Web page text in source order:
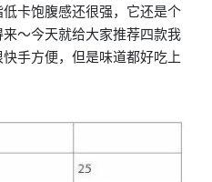
卡饱腹感还很强，它还是个
～今天就给大家推荐四款我
手方便，但是味道都好吃上